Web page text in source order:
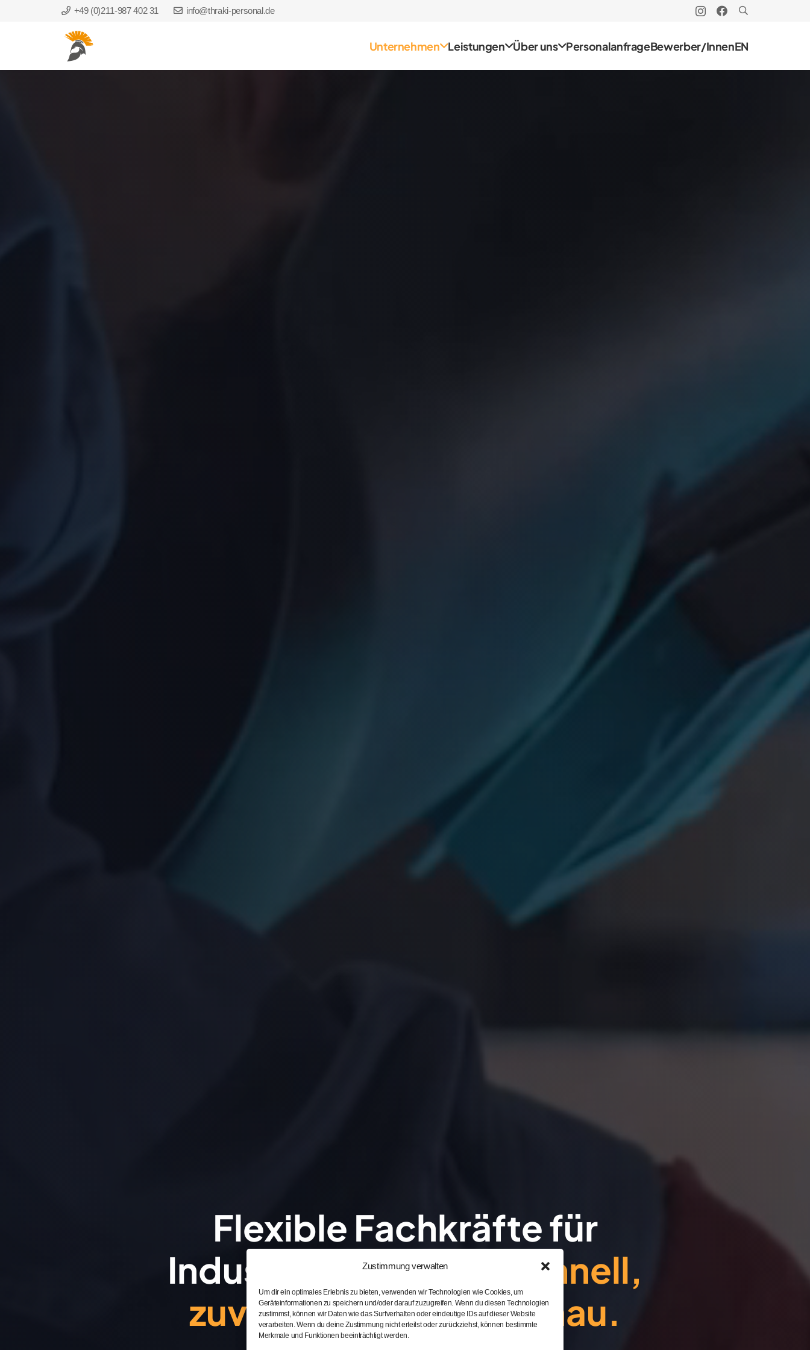
Zustimmung verwalten
Um dir ein optimales Erlebnis zu bieten, verwenden wir Technologien wie Cookies, um
Geräteinformationen zu speichern und/oder darauf zuzugreifen. Wenn du diesen Technologien
zustimmst, können wir Daten wie das Surfverhalten oder eindeutige IDs auf dieser Website
verarbeiten. Wenn du deine Zustimmung nicht erteilst oder zurückziehst, können bestimmte
Merkmale und Funktionen beeinträchtigt werden.
+49 (0)211-987 402 31 info@thraki-personal.de
Unternehmen Leistungen Über uns PersonalanfrageBewerber/InnenEN
Flexible Fachkräfte für
Industrieprojekte –
Schnell,
zuverlässig & passgenau.